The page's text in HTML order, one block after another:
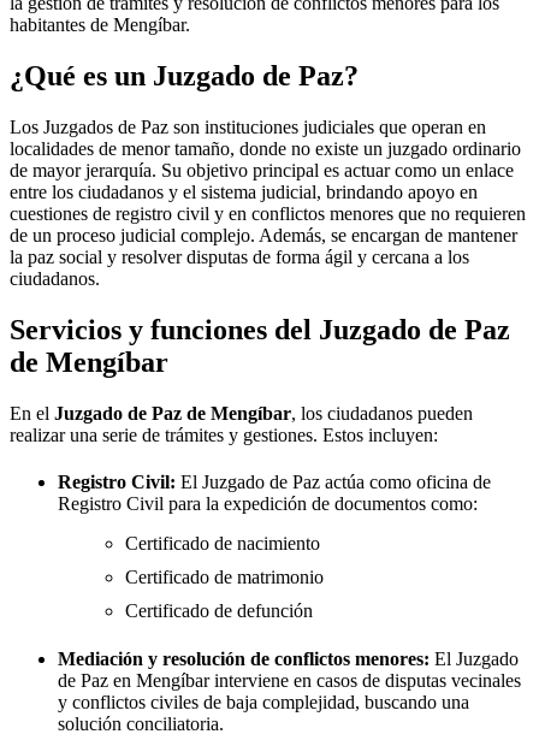
habitantes de Mengíbar.
¿Qué es un Juzgado de Paz?
Los Juzgados de Paz son instituciones judiciales que operan en
localidades de menor tamaño, donde no existe un juzgado ordinario
de mayor jerarquía. Su objetivo principal es actuar como un enlace
entre los ciudadanos y el sistema judicial, brindando apoyo en
cuestiones de registro civil y en conflictos menores que no requieren
de un proceso judicial complejo. Además, se encargan de mantener
la paz social y resolver disputas de forma ágil y cercana a los
ciudadanos.
Servicios y funciones del Juzgado de Paz
de Mengíbar
En el Juzgado de Paz de Mengíbar, los ciudadanos pueden
realizar una serie de trámites y gestiones. Estos incluyen:
Registro Civil: El Juzgado de Paz actúa como oficina de
Registro Civil para la expedición de documentos como:
Certificado de nacimiento
Certificado de matrimonio
Certificado de defunción
Mediación y resolución de conflictos menores: El Juzgado
de Paz en Mengíbarinterviene en casos de disputas vecinales
y conflictos civiles de baja complejidad, buscando una
solución conciliatoria.